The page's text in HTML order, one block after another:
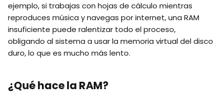
ejemplo, si trabajas con hojas de cálculo mientras
reproduces música y navegas por internet, una RAM
insuficiente puede ralentizar todo el proceso,
obligando al sistema a usar la memoria virtual del disco
duro, lo que es mucho más lento.
¿Qué hace la RAM?